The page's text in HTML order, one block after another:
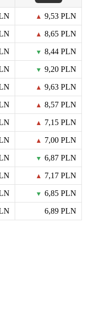
▲ 9,53 PLN
▲ 8,65 PLN
▼ 8,44 PLN
▼ 9,20 PLN
▲ 9,63 PLN
▲ 8,57 PLN
▲ 7,15 PLN
▲ 7,00 PLN
▼ 6,87 PLN
▲ 7,17 PLN
▼ 6,85 PLN
6,89 PLN